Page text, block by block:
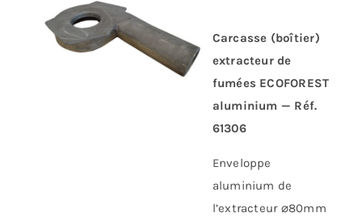
Carcasse (boîtier)
extracteur de
fumées ECOFOREST
aluminium — Réf.
61306
Enveloppe
aluminium de
l’extracteur ⌀80mm